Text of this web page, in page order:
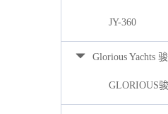
JY-360
Glorious Yachts
GLORIOUS